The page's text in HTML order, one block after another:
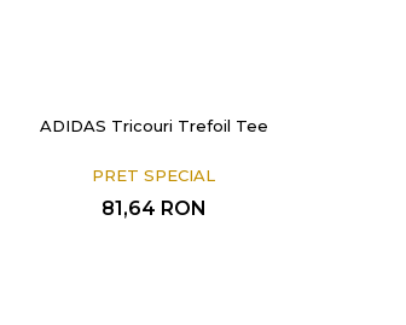
ADIDAS Tricouri Trefoil Tee
PRET SPECIAL
81,64 RON